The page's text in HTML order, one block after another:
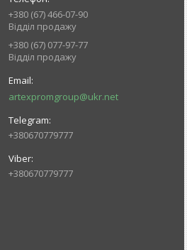
+380 (67) 466-07-90
Відділ продажу
+380 (67) 077-97-77
Відділ продажу
artexpromgroup@ukr.net
+380670779777
+380670779777